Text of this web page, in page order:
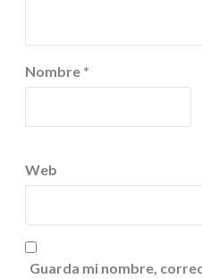
Nombre *
Web
Guarda mi nombre,